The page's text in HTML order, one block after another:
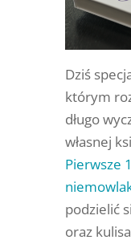
Dziś
którym
długo
własnej
Pierwsze
podzielić
oraz